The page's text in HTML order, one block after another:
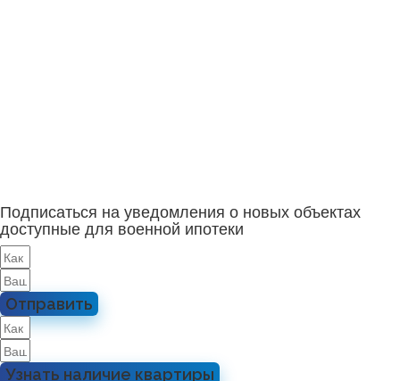
Подписаться на уведомления о новых объектах
доступные для военной ипотеки
Отправить
Узнать наличие квартиры